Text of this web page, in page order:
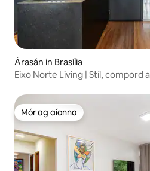
Árasán in Brasília
Eixo Norte Living | Stíl, compord
Mór ag aíonna
Mór ag aíonna